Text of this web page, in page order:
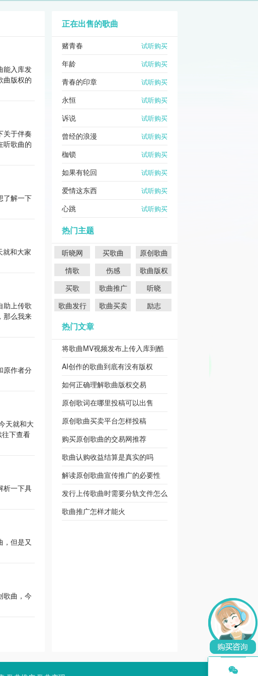
能入库发
曲版权的
关于伴奏
听歌曲的
了解一下
就和大家
助上传歌
那么我来
原作者分
天就和大
下查看
析一下具
，但是又
歌曲，今
正在出售的歌曲
赌青春 试听购买
年龄 试听购买
青春的印章 试听购买
永恒 试听购买
诉说 试听购买
曾经的浪漫 试听购买
枷锁 试听购买
如果有轮回 试听购买
爱情这东西 试听购买
心跳 试听购买
热门主题
听晓网 买歌曲
原创歌曲
情歌
伤感
歌曲版权
买歌
歌曲推广
听晓
歌曲发行
歌曲买卖 励志
热门文章
将歌曲MV视频发布上传入库到酷
狗QQ音乐
AI创作的歌曲到底有没有版权
如何正确理解歌曲版权交易
原创歌词在哪里投稿可以出售
原创歌曲买卖平台怎样投稿
购买原创歌曲的交易网推荐
歌曲认购收益结算是真实的吗
解读原创歌曲宣传推广的必要性
发行上传歌曲时需要分轨文件怎么
办
歌曲推广怎样才能火
